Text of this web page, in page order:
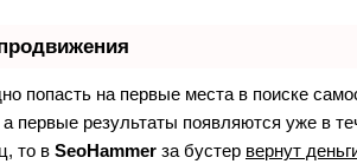
попасть на первые места в поиске
а первые результаты появляются уже в
то в SeoHammer за бустер вернут